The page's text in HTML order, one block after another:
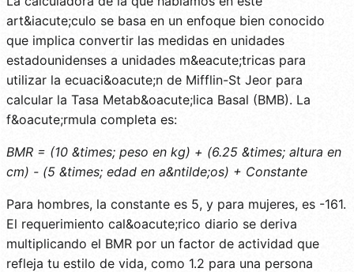
art&iacute;culo se basa en un enfoque bien conocido
que implica convertir las medidas en unidades
estadounidenses a unidades m&eacute;tricas para
utilizar la ecuaci&oacute;n de Mifflin-St Jeor para
calcular la Tasa Metab&oacute;lica Basal (BMB). La
f&oacute;rmula completa es:
BMR = (10 &times; peso en kg) + (6.25 &times; altura en
cm) - (5 &times; edad en a&ntilde;os) + Constante
Para hombres, la constante es 5, y para mujeres, es -161.
El requerimiento cal&oacute;rico diario se deriva
multiplicando el BMR por un factor de actividad que
refleja tu estilo de vida, como 1.2 para una persona